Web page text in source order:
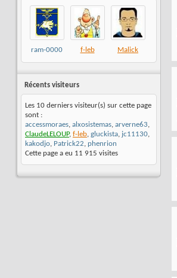
ram-0000 f-leb Malick
Récents visiteurs
Les 10 derniers visiteur(s) sur cette page
sont :
accessmoraes, alxosistemas, arverne63,
ClaudeLELOUP, f-leb, gluckista, jc11130,
kakodjo, Patrick22, phenrion
Cette page a eu 11 915 visites